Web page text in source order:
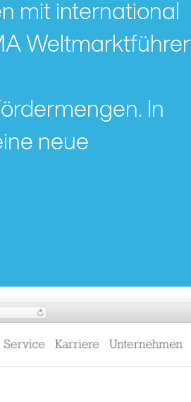
mit international
Weltmarktführer
In
neue